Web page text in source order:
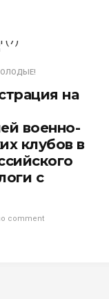
на
военно-
клубов в
с
comment